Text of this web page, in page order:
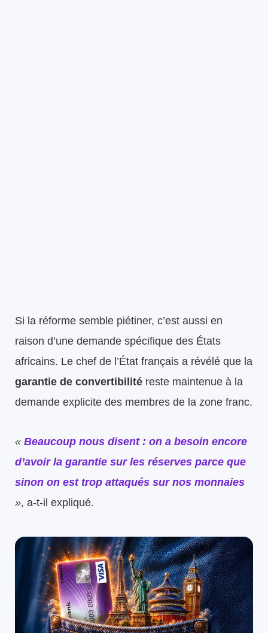
Si la réforme semble piétiner, c’est aussi en
raison d’une demande spécifique des États
africains. Le chef de l’État français a révélé que la
garantie de convertibilité reste maintenue à la
demande explicite des membres de la zone franc.
« Beaucoup nous disent : on a besoin encore
d’avoir la garantie sur les réserves parce que
sinon on est trop attaqués sur nos monnaies
», a-t-il expliqué.